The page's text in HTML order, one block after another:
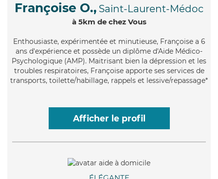
Françoise O., Saint-Laurent-Médoc
à 5km de chez Vous
Enthousiaste, expérimentée et minutieuse, Françoise a 6
ans d'expérience et possède un diplôme d'Aide Médico-
Psychologique (AMP). Maitrisant bien la dépression et les
troubles respiratoires, Françoise apporte ses services de
transports, toilette/habillage, rappels et lessive/repassage*
Afficher le profil